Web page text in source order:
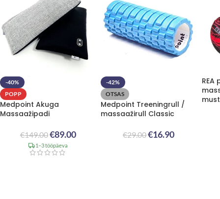
-40%
POPP
Medpoint Akuga
Massaažipadi
€149.00€89.00
1–3 tööpäeva
-42%
OTSAS
Medpoint Treeningrull /
massaažirull Classic
€29.00€16.90
REA